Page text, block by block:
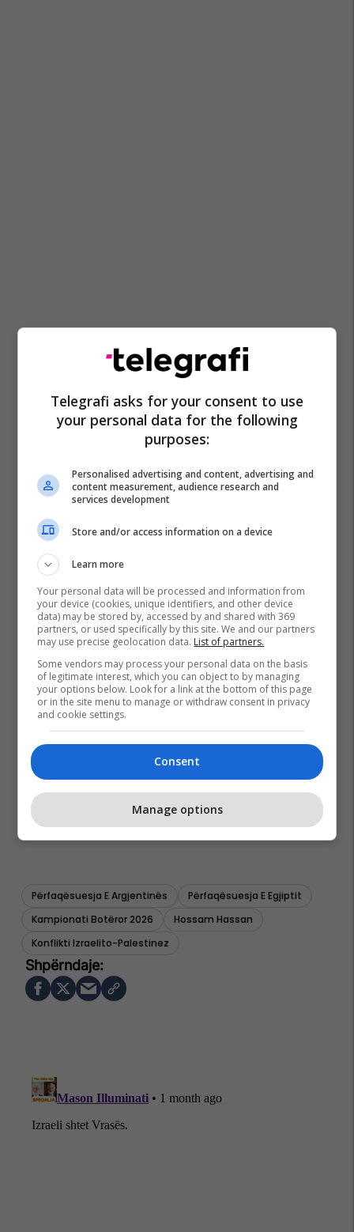
Përfaqësuesja E Argjentinës
Përfaqësuesja E Egjiptit
Kampionati Botëror 2026
Hossam Hassan
Konflikti Izraelito-Palestinez
Telegrafi asks for your consent to use
your personal data for the following
purposes:
Personalised advertising and content, advertising and
content measurement, audience research and
services development
Store and/or access information on a device
Learn more
Your personal data will be processed and information from
your device (cookies, unique identifiers, and other device
data) may be stored by, accessed by and shared with 369
partners, or used specifically by this site. We and our partners
may use precise geolocation data. List of partners.
Some vendors may process your personal data on the basis
of legitimate interest, which you can object to by managing
your options below. Look for a link at the bottom of this page
or in the site menu to manage or withdraw consent in privacy
and cookie settings.
Consent
Manage options